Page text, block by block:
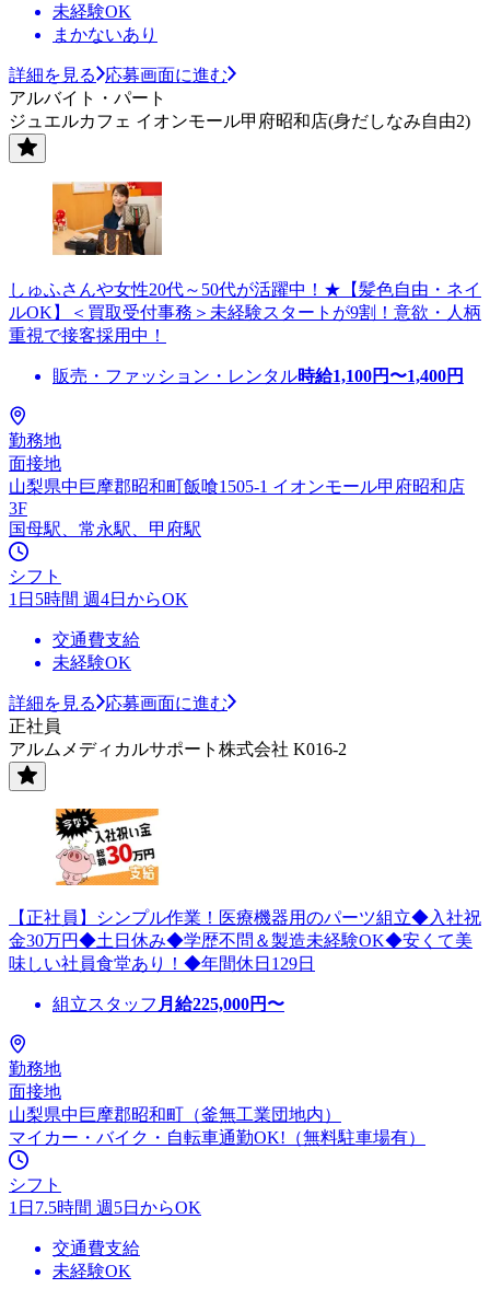
未経験OK
まかないあり
詳細を見る
応募画面に進む
アルバイト・パート
ジュエルカフェ イオンモール甲府昭和店(身だしなみ自由2)
しゅふさんや女性20代～50代が活躍中！★【髪色自由・ネイ
ルOK】＜買取受付事務＞未経験スタートが9割！意欲・人柄
重視で接客採用中！
販売・ファッション・レンタル時給1,100円〜1,400円
勤務地
面接地
山梨県中巨摩郡昭和町飯喰1505-1 イオンモール甲府昭和店
3F
国母駅、常永駅、甲府駅
シフト
1日5時間 週4日からOK
交通費支給
未経験OK
詳細を見る
応募画面に進む
正社員
アルムメディカルサポート株式会社 K016-2
【正社員】シンプル作業！医療機器用のパーツ組立◆入社祝
金30万円◆土日休み◆学歴不問＆製造未経験OK◆安くて美
味しい社員食堂あり！◆年間休日129日
組立スタッフ 月給225,000円〜
勤務地
面接地
山梨県中巨摩郡昭和町（釜無工業団地内）
マイカー・バイク・自転車通勤OK!（無料駐車場有）
シフト
1日7.5時間 週5日からOK
交通費支給
未経験OK